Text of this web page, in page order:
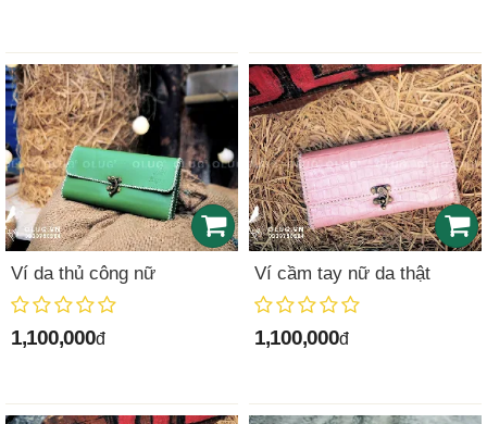
Ví da thủ công nữ
1,100,000đ
Ví cầm tay nữ da thật
1,100,000đ